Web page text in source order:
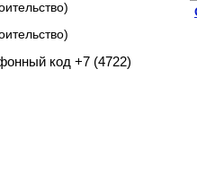
код +7 (4722)